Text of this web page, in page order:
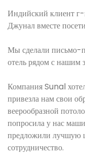
Индийский клиент
Джунал вместе
Мы сделали письмо-
отель рядом с нашим
Компания Sunal
привезла нам свои
веерообразной
попросила у нас
предложили лучшую
сотрудничество.